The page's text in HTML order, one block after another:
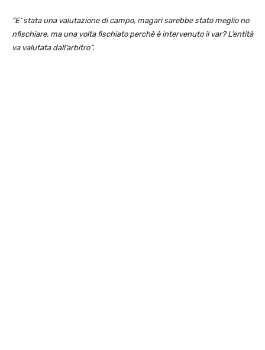
“E’ stata una valutazione di campo, magari sarebbe stato meglio no
nfischiare, ma una volta fischiato perchè è intervenuto il var? L’entità
va valutata dall’arbitro”.